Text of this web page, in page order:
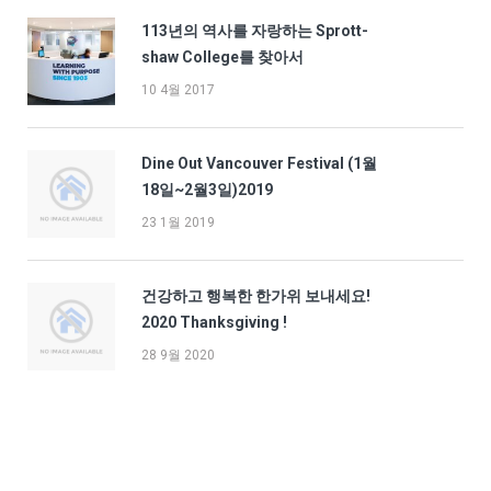
113년의 역사를 자랑하는 Sprott-
shaw College를 찾아서
10 4월 2017
Dine Out Vancouver Festival (1월
18일~2월3일)2019
23 1월 2019
건강하고 행복한 한가위 보내세요!
2020 Thanksgiving !
28 9월 2020